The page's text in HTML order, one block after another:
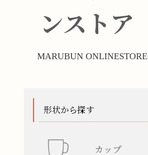
MARUBUN ONLINESTORE
形状から探す
カップ